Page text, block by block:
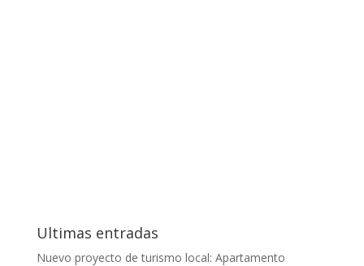
Ultimas entradas
Nuevo proyecto de turismo local: Apartamento